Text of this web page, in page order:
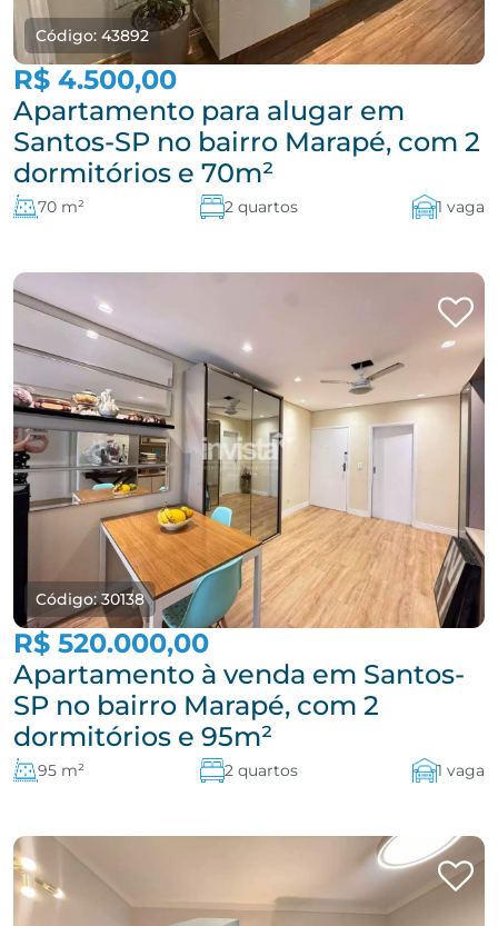
Código: 43892
R$ 4.500,00
Apartamento para alugar em
Santos-SP no bairro Marapé, com 2
dormitórios e 70m²
70 m² 2 quartos 1 vaga
Código: 30138
R$ 520.000,00
Apartamento à venda em Santos-
SP no bairro Marapé, com 2
dormitórios e 95m²
95 m² 2 quartos 1 vaga